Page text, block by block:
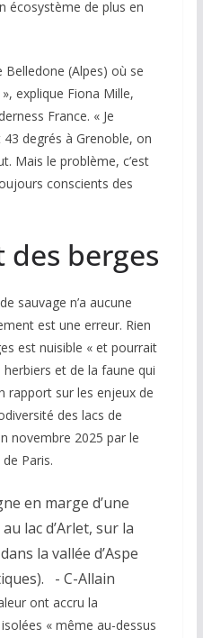
écosystème de plus en
Belledone (Alpes) où se
explique Fiona Mille,
France. « Je
degrés à Grenoble, on
Mais le problème, c’est
conscients des
berges
sauvage n’a aucune
est une erreur. Rien
est nuisible « et pourrait
et de la faune qui
rapport sur les enjeux de
des lacs de
novembre 2025 par le
Paris.
en marge d’une
lac d’Arlet, sur la
la vallée d’Aspe
- C-Allain
ont accru la
« même au-dessus